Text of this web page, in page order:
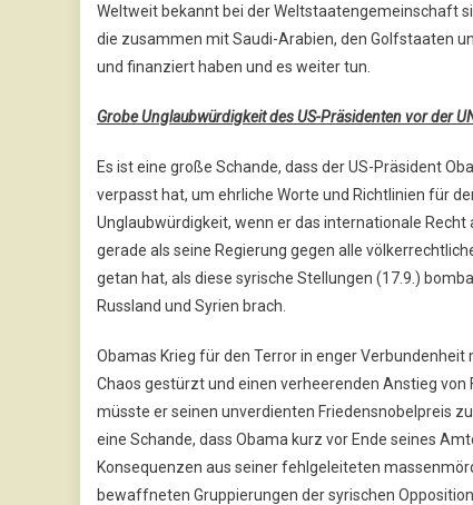
Weltweit bekannt bei der Weltstaatengemeinschaft
die zusammen mit Saudi-Arabien, den Golfstaaten
und finanziert haben und es weiter tun.
Grobe Unglaubwürdigkeit des US-Präsidenten vor der
Es ist eine große Schande, dass der US-Präsident
verpasst hat, um ehrliche Worte und Richtlinien für
Unglaubwürdigkeit, wenn er das internationale
gerade als seine Regierung gegen alle
getan hat, als diese syrische Stellungen (17.9.)
Russland und Syrien brach.
Obamas Krieg für den Terror in enger
Chaos gestürzt und einen verheerenden Anstieg
müsste er seinen unverdienten Friedensnobelpreis
eine Schande, dass Obama kurz vor Ende seines
Konsequenzen aus seiner fehlgeleiteten
bewaffneten Gruppierungen der syrischen